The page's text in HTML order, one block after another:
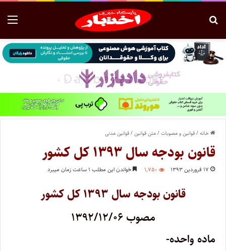
خانه/قوانین و مصوبات/متن قوانین/قوانین مدنی
قانون بودجه سال ۱۳۹۳ کل کشور
۱۷ فروردین ۱۳۹۳ ۱,۷۵۰ خواندن این مطلب ۱ ساعت زمان میبرد
قانون بودجه سال ۱۳۹۳ کل کشور
مصوب ۱۳۹۲/۱۲/۰۶
ماده واحده-